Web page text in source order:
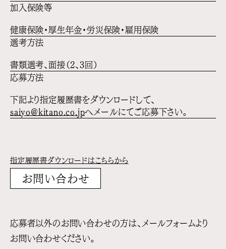
加入保険等
健康保険・厚生年金・労災保険・雇用保険
選考方法
書類選考、面接（2、3回）
応募方法
下記より指定履歴書をダウンロードして、
saiyo@kitano.co.jpへメールにてご応募下さい。
指定履歴書ダウンロードはこちらから
お問い合わせ
応募者以外のお問い合わせの方は、メールフォームより
お問い合わせください。